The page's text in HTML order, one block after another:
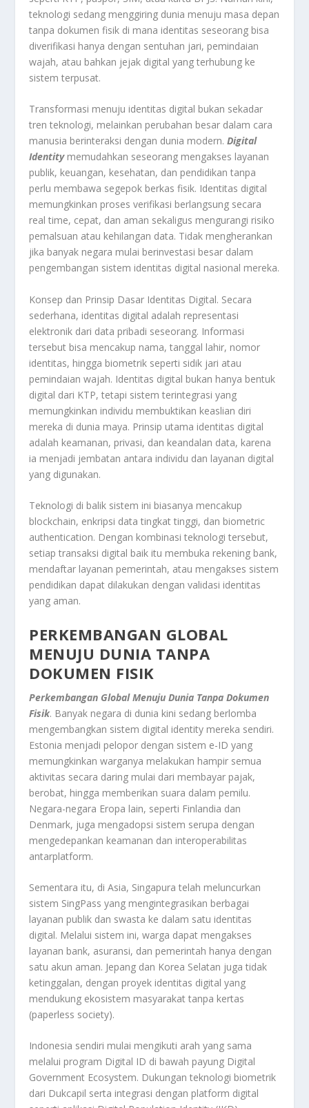
teknologi sedang menggiring dunia menuju masa depan
tanpa dokumen fisik di mana identitas seseorang bisa
diverifikasi hanya dengan sentuhan jari, pemindaian
wajah, atau bahkan jejak digital yang terhubung ke
sistem terpusat.
Transformasi menuju identitas digital bukan sekadar
tren teknologi, melainkan perubahan besar dalam cara
manusia berinteraksi dengan dunia modern.Digital
Identitymemudahkan seseorang mengakses layanan
publik, keuangan, kesehatan, dan pendidikan tanpa
perlu membawa segepok berkas fisik. Identitas digital
memungkinkan proses verifikasi berlangsung secara
real time, cepat, dan aman sekaligus mengurangi risiko
pemalsuan atau kehilangan data. Tidak mengherankan
jika banyak negara mulai berinvestasi besar dalam
pengembangan sistem identitas digital nasional mereka.
Konsep dan Prinsip Dasar Identitas Digital. Secara
sederhana, identitas digital adalah representasi
elektronik dari data pribadi seseorang. Informasi
tersebut bisa mencakup nama, tanggal lahir, nomor
identitas, hingga biometrik seperti sidik jari atau
pemindaian wajah. Identitas digital bukan hanya bentuk
digital dari KTP, tetapi sistem terintegrasi yang
memungkinkan individu membuktikan keaslian diri
mereka di dunia maya. Prinsip utama identitas digital
adalah keamanan, privasi, dan keandalan data, karena
ia menjadi jembatan antara individu dan layanan digital
yang digunakan.
Teknologi di balik sistem ini biasanya mencakup
blockchain, enkripsi data tingkat tinggi, dan biometric
authentication. Dengan kombinasi teknologi tersebut,
setiap transaksi digital baik itu membuka rekening bank,
mendaftar layanan pemerintah, atau mengakses sistem
pendidikan dapat dilakukan dengan validasi identitas
yang aman.
PERKEMBANGAN GLOBAL
MENUJU DUNIA TANPA
DOKUMEN FISIK
Perkembangan Global Menuju Dunia Tanpa Dokumen
Fisik. Banyak negara di dunia kini sedang berlomba
mengembangkan sistem digital identity mereka sendiri.
Estonia menjadi pelopor dengan sistem e-ID yang
memungkinkan warganya melakukan hampir semua
aktivitas secara daring mulai dari membayar pajak,
berobat, hingga memberikan suara dalam pemilu.
Negara-negara Eropa lain, seperti Finlandia dan
Denmark, juga mengadopsi sistem serupa dengan
mengedepankan keamanan dan interoperabilitas
antarplatform.
Sementara itu, di Asia, Singapura telah meluncurkan
sistem SingPass yang mengintegrasikan berbagai
layanan publik dan swasta ke dalam satu identitas
digital. Melalui sistem ini, warga dapat mengakses
layanan bank, asuransi, dan pemerintah hanya dengan
satu akun aman. Jepang dan Korea Selatan juga tidak
ketinggalan, dengan proyek identitas digital yang
mendukung ekosistem masyarakat tanpa kertas
(paperless society).
Indonesia sendiri mulai mengikuti arah yang sama
melalui program Digital ID di bawah payung Digital
Government Ecosystem. Dukungan teknologi biometrik
dari Dukcapil serta integrasi dengan platform digital